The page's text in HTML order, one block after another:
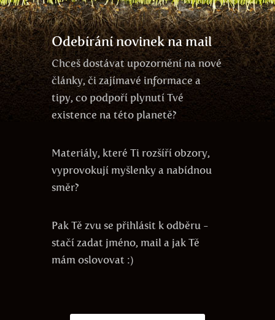
zdarma Země energie
Odebírání novinek na mail
Chceš dostávat upozornění na nové
články, či zajímavé informace a
tipy, co podpoří plynutí Tvé
existence na této planetě?
Materiály, které Ti rozšíří obzory,
vyprovokují myšlenky a nabídnou
směr?
Pak Tě zvu se přihlásit k odběru -
stačí zadat jméno, mail a jak Tě
mám oslovovat :)